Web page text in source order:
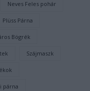
Neves Feles pohár
Plüss Párna
Bögrék
Szájmaszk
párna